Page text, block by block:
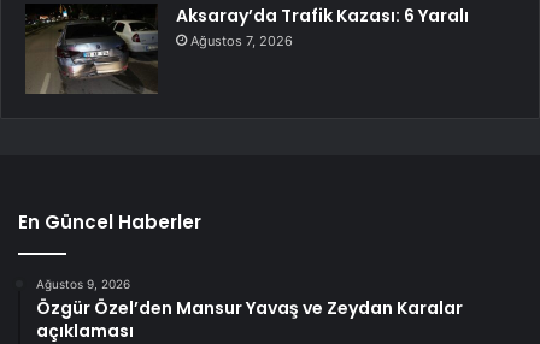
Aksaray’da Trafik Kazası: 6 Yaralı
Ağustos 7, 2026
En Güncel Haberler
Ağustos 9, 2026
Özgür Özel’den Mansur Yavaş ve Zeydan Karalar
açıklaması